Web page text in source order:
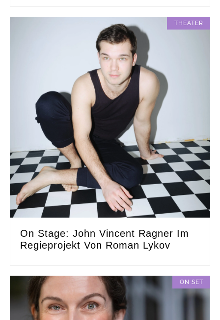
THEATER
On Stage: John Vincent Ragner Im
Regieprojekt Von Roman Lykov
ON SET